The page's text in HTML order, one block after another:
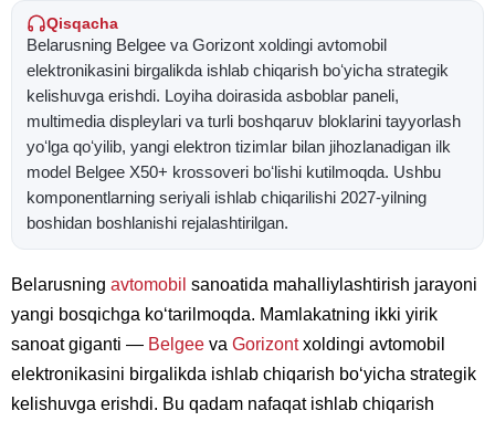
Qisqacha
Belarusning Belgee va Gorizont xoldingi avtomobil
elektronikasini birgalikda ishlab chiqarish boʻyicha strategik
kelishuvga erishdi. Loyiha doirasida asboblar paneli,
multimedia displeylari va turli boshqaruv bloklarini tayyorlash
yoʻlga qoʻyilib, yangi elektron tizimlar bilan jihozlanadigan ilk
model Belgee X50+ krossoveri boʻlishi kutilmoqda. Ushbu
komponentlarning seriyali ishlab chiqarilishi 2027-yilning
boshidan boshlanishi rejalashtirilgan.
Belarusning avtomobil sanoatida mahalliylashtirish jarayoni
yangi bosqichga koʻtarilmoqda. Mamlakatning ikki yirik
sanoat giganti — Belgee va Gorizontxoldingi avtomobil
elektronikasini birgalikda ishlab chiqarish boʻyicha strategik
kelishuvga erishdi. Bu qadam nafaqat ishlab chiqarish